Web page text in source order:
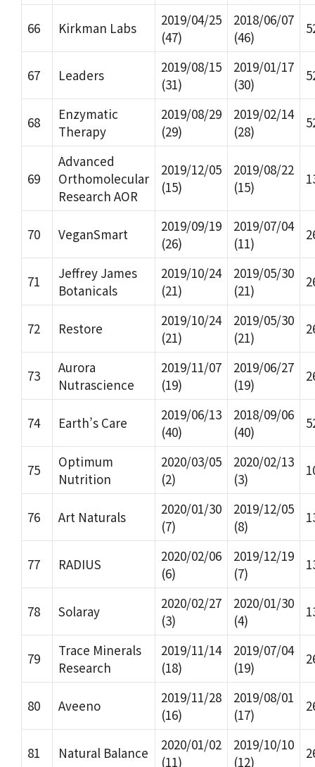
66 Kirkman Labs
2019/04/25
(47)
2018/06/07
(46)
67 Leaders
2019/08/15
(31)
2019/01/17
(30)
68
Enzymatic
Therapy
2019/08/29
(29)
2019/02/14
(28)
69
Advanced
Orthomolecular
Research AOR
2019/12/05
(15)
2019/08/22
(15)
70 VeganSmart
2019/09/19
(26)
2019/07/04
(11)
71
Jeffrey James
Botanicals
2019/10/24
(21)
2019/05/30
(21)
72 Restore
2019/10/24
(21)
2019/05/30
(21)
73
Aurora
Nutrascience
2019/11/07
(19)
2019/06/27
(19)
74 Earth’s Care
2019/06/13
(40)
2018/09/06
(40)
75
Optimum
Nutrition
2020/03/05
(2)
2020/02/13
(3)
76 Art Naturals
2020/01/30
(7)
2019/12/05
(8)
77 RADIUS
2020/02/06
(6)
2019/12/19
(7)
78 Solaray
2020/02/27
(3)
2020/01/30
(4)
79
Trace Minerals
Research
2019/11/14
(18)
2019/07/04
(19)
80 Aveeno
2019/11/28
(16)
2019/08/01
(17)
81 Natural Balance
2020/01/02
(11)
2019/10/10
(12)